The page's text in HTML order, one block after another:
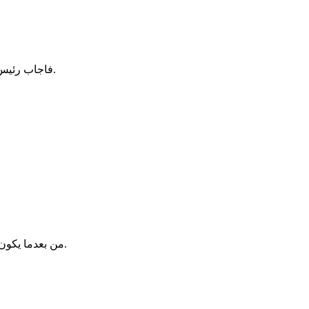
فاجاب رئيس المجمع وهو مغتاظ لان يسوع ابرأ في السبت وقال للجمع هي ستة ايام ينبغي فيها العمل ففي هذه ائتوا واستشفوا وليس في يوم السبت.
من بعدما يكون رب البيت قد قام واغلق الباب وابتدأتم تقفون خارجا وتقرعون الباب قائلين يا رب يا رب افتح لنا يجيب ويقول لكم لا اعرفكم من اين انتم.